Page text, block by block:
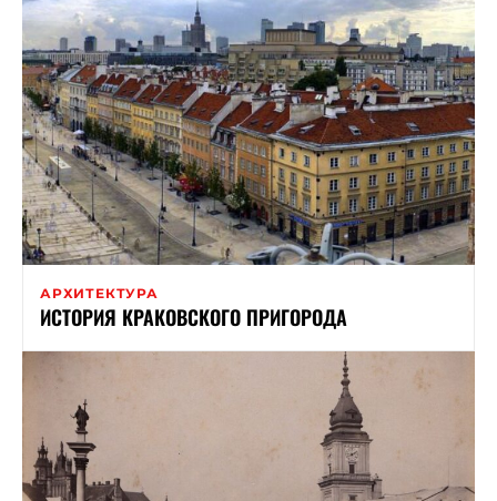
АРХИТЕКТУРА
ИСТОРИЯ КРАКОВСКОГО ПРИГОРОДА